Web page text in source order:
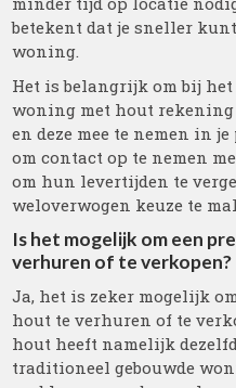
betekent dat je sneller
woning.
Het is belangrijk om bij
woning met hout
en deze mee te nemen in
om contact op te nemen
om hun levertijden te
weloverwogen keuze te
Is het mogelijk om een
verhuren of te verkopen?
Ja, het is zeker mogelijk
hout te verhuren of te
hout heeft namelijk
traditioneel gebouwde